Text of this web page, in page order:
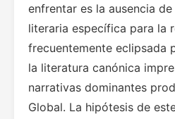
enfrentar es la ausencia
literaria específica para la
frecuentemente eclipsada
la literatura canónica
narrativas dominantes
Global. La hipótesis de